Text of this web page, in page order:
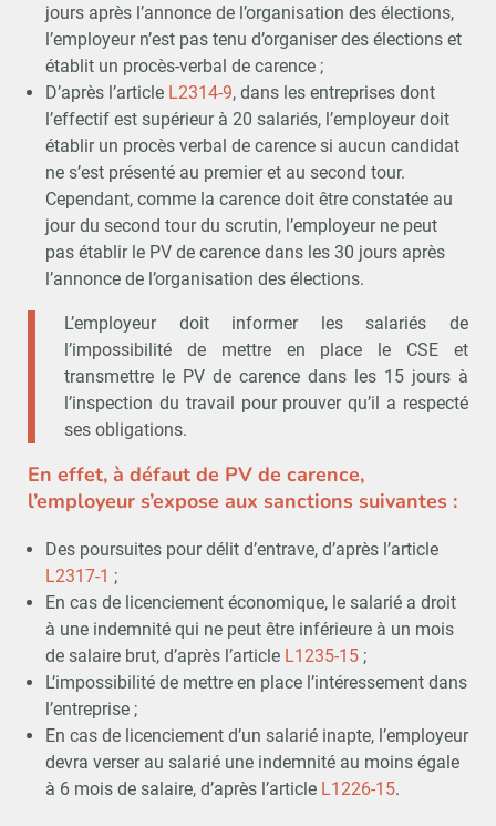
jours après l’annonce de l’organisation des élections,
l’employeur n’est pas tenu d’organiser des élections et
établit un procès-verbal de carence ;
D’après l’article L2314-9, dans les entreprises dont
l’effectif est supérieur à 20 salariés, l’employeur doit
établir un procès verbal de carence si aucun candidat
ne s’est présenté au premier et au second tour.
Cependant, comme la carence doit être constatée au
jour du second tour du scrutin, l’employeur ne peut
pas établir le PV de carence dans les 30 jours après
l’annonce de l’organisation des élections.
L’employeur doit informer les salariés de
l’impossibilité de mettre en place le CSE et
transmettre le PV de carence dans les 15 jours à
l’inspection du travail pour prouver qu’il a respecté
ses obligations.
En effet, à défaut de PV de carence,
l’employeur s’expose aux sanctions suivantes :
Des poursuites pour délit d’entrave, d’après l’article
L2317-1 ;
En cas de licenciement économique, le salarié a droit
à une indemnité qui ne peut être inférieure à un mois
de salaire brut, d’après l’article L1235-15;
L’impossibilité de mettre en place l’intéressement dans
l’entreprise ;
En cas de licenciement d’un salarié inapte, l’employeur
devra verser au salarié une indemnité au moins égale
à 6 mois de salaire, d’après l’article L1226-15.